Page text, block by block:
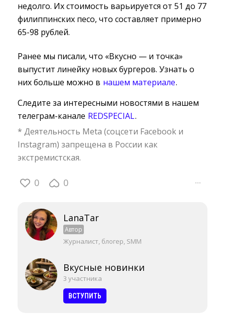
недолго. Их стоимость варьируется от 51 до 77
филиппинских песо, что составляет примерно
65-98 рублей.
Ранее мы писали, что «Вкусно — и точка»
выпустит линейку новых бургеров. Узнать о
них больше можно в нашем материале.
Следите за интересными новостями в нашем
телеграм-канале REDSPECIAL.
* Деятельность Meta (соцсети Facebook и
Instagram) запрещена в России как
экстремистская.
0 0 ···
LanaTar
Автор
Журналист, блогер, SMM
Вкусные новинки
3 участника
ВСТУПИТЬ